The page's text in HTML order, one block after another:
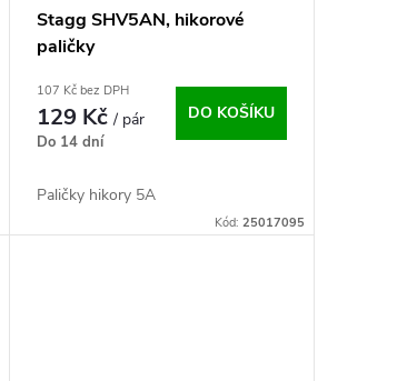
Stagg SHV5AN, hikorové
paličky
107 Kč bez DPH
129 Kč/ pár
Do 14 dní
DO KOŠÍKU
Paličky hikory 5A
Kód: 25017095